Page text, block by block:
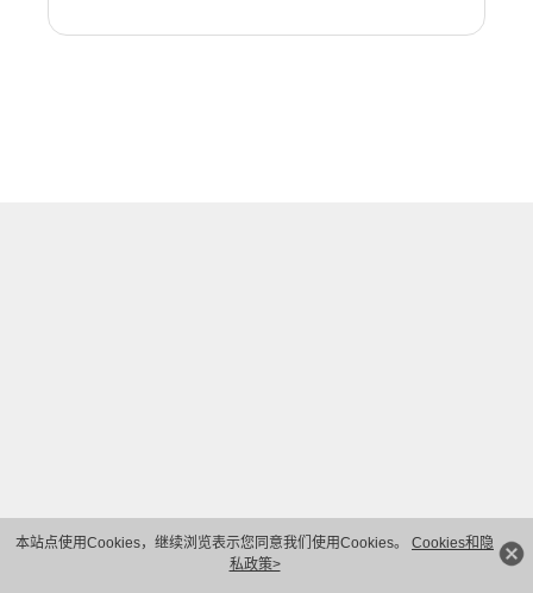
本站点使用Cookies，继续浏览表示您同意我们使用Cookies。 Cookies和隐
私政策>